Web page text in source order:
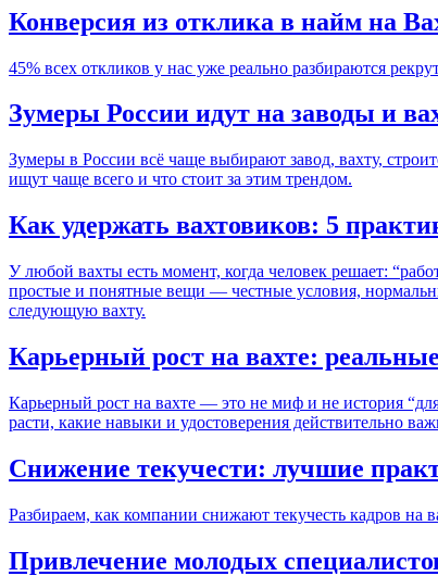
Конверсия из отклика в найм на
45% всех откликов у нас уже реально разбираются
Зумеры России идут на заводы и
Зумеры в России всё чаще выбирают завод, вахту,
ищут чаще всего и что стоит за этим трендом.
Как удержать вахтовиков: 5
У любой вахты есть момент, когда человек решает:
простые и понятные вещи — честные условия,
следующую вахту.
Карьерный рост на вахте:
Карьерный рост на вахте — это не миф и не история
расти, какие навыки и удостоверения действительно
Снижение текучести: лучшие
Разбираем, как компании снижают текучесть кадров на
Привлечение молодых